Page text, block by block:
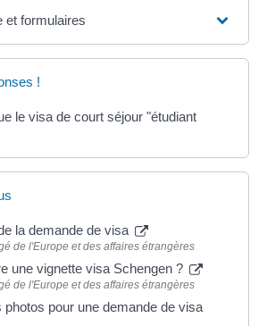
et formulaires
!
le visa de court séjour "étudiant
la demande de visa
de l'Europe et des affaires étrangères
une vignette visa Schengen ?
de l'Europe et des affaires étrangères
photos pour une demande de visa